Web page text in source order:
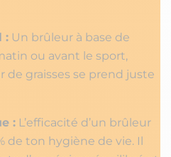
: Un brûleur à base de
ou avant le sport,
de graisses se prend juste
: L’efficacité d’un brûleur
de ton hygiène de vie. Il